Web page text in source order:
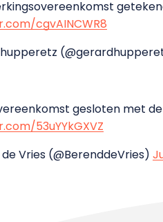
cgvAINCWR8
gesloten met
53uYYkGXVZ
Vries (@BerenddeVries)